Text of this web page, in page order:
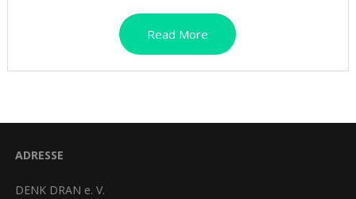
Read More
ADRESSE
DENK DRAN e. V.